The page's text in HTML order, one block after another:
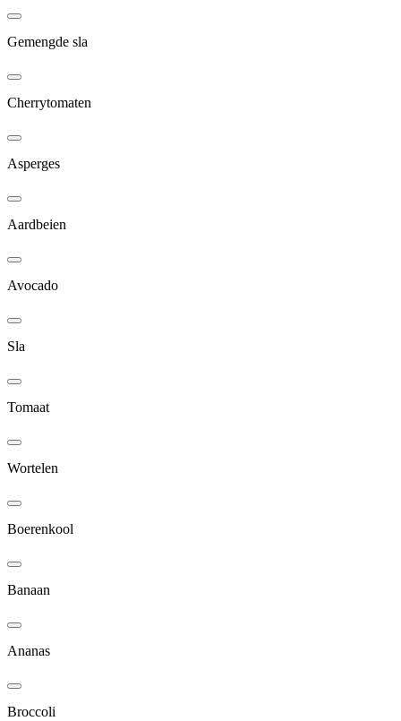
Gemengde sla
Cherrytomaten
Asperges
Aardbeien
Avocado
Sla
Tomaat
Wortelen
Boerenkool
Banaan
Ananas
Broccoli